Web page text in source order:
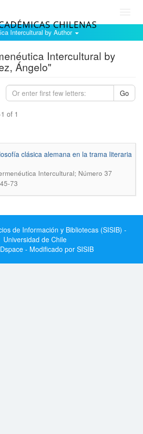
Intercultural by Author
Intercultural by
Ángelo"
Go
of 1
clásica alemana en la trama literaria
Intercultural; Número 37
73
de Información y Bibliotecas (SISIB) -
Universidad de Chile
- Modificado por SISIB